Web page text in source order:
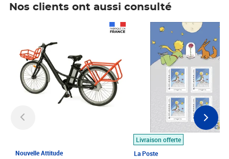
Nos clients ont aussi consulté
Nouvelle Attitude
Livraison offerte
La Poste
Prix 7,50€